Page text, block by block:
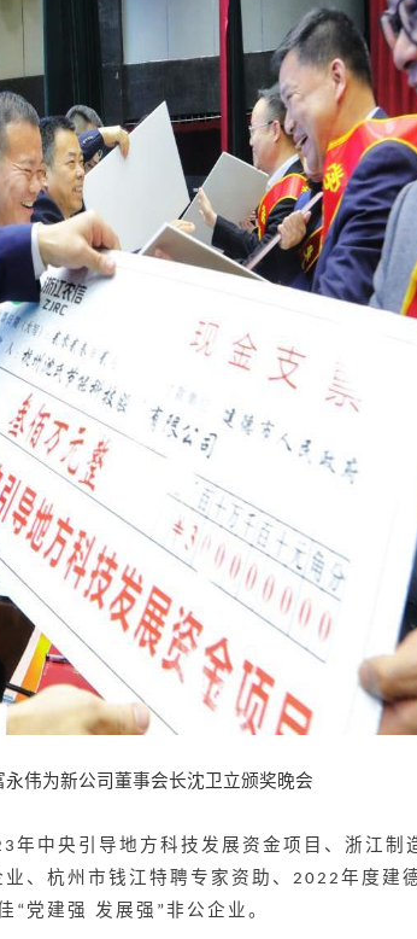
永伟为新公司董事会长沈卫立颁奖晚会
年中央引导地方科技发展资金项目、浙江制
、杭州市钱江特聘专家资助、 2022年度建
“ 党建强 发展强 ”非公企业。